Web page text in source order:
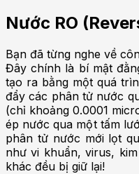
Nước RO
Bạn đã từng nghe về
Đây chính là bí mật
tạo ra bằng một quá
đẩy các phân tử nước
(chỉ khoảng 0.0001
ép nước qua một tấm
phân tử nước mới lọt
như vi khuẩn, virus,
khác đều bị giữ lại!